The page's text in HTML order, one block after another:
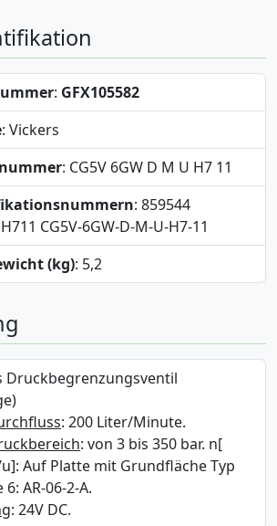
: GFX105582
: Vickers
: CG5V 6GW D M U H7 11
: 859544
CG5V-6GW-D-M-U-H7-11
(kg): 5,2
Druckbegrenzungsventil
: 200 Liter/Minute.
: von 3 bis 350 bar. n[
Auf Platte mit Grundfläche Typ
AR-06-2-A.
: 24V DC.